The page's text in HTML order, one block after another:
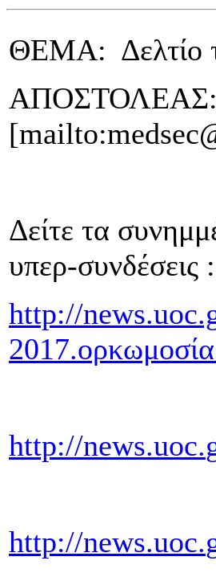
ΘΕΜΑ: Δελτίο
ΑΠΟΣΤΟΛΕΑΣ
Δείτε τα
υπερ-συνδέσεις :
http://
http://news.uoc.
http://news.uoc.